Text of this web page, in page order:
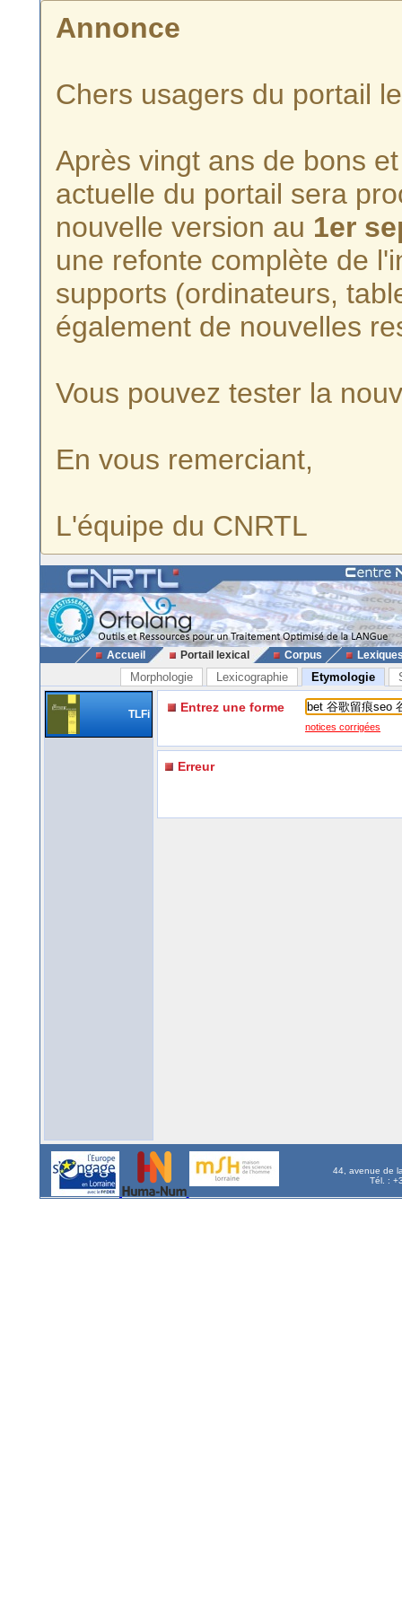
Annonce
Chers usagers du portail
Après vingt ans de bons
actuelle du portail sera
nouvelle version au 1er
une refonte complète de
supports (ordinateurs,
également de nouvelles
Vous pouvez tester la
En vous remerciant,
L'équipe du CNRTL
Accueil Portail lexical Corpus
Morphologie Lexicographie Etymologie
TLFi Entrez une forme
notices corrigées
Erreur
44, avenue de
Tél. :